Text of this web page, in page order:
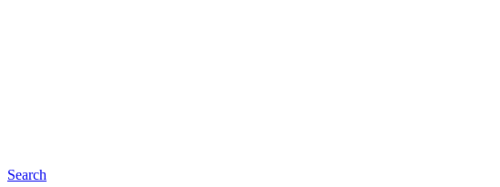
Search